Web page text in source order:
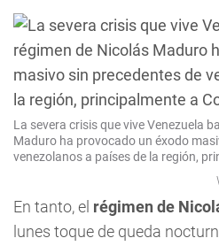
La severa crisis que vive Venezuela
Maduro ha provocado un éxodo
venezolanos a países de la región,
En tanto, el régimen de
lunes toque de queda